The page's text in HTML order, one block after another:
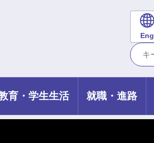
Eng
育・学生生活 就職・進路